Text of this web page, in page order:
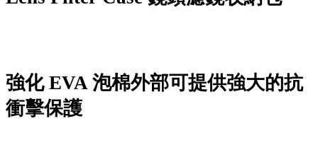
強化 EVA 泡棉外部可提供強大的抗
衝擊保護